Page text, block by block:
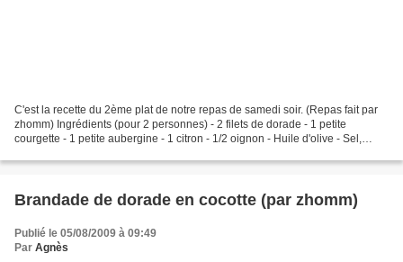
C'est la recette du 2ème plat de notre repas de samedi soir. (Repas fait par
zhomm) Ingrédients (pour 2 personnes) - 2 filets de dorade - 1 petite
courgette - 1 petite aubergine - 1 citron - 1/2 oignon - Huile d'olive - Sel,
Brandade de dorade en cocotte (par zhomm)
Publié le 05/08/2009 à 09:49
Par Agnès